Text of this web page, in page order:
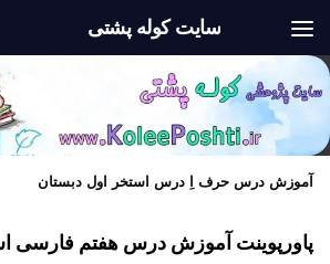
سایت کوله پشتی
آموزش درس حرف اِ درس استخر اول دبستان
پاورپوینت آموزش درس هفتم فارسی